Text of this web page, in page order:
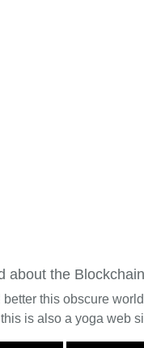
about the Blockchain
this obscure
is also a yoga web